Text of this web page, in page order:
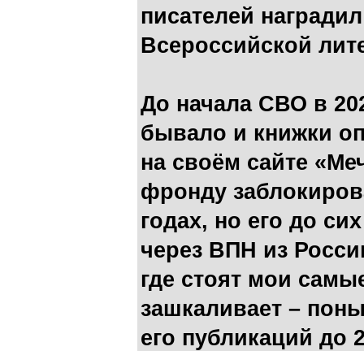
писателей
Всероссийской
До начала СВО в
бывало и книжки
на своём сайте
фронду
годах, но его до
через ВПН из
где стоят мои
зашкаливает –
его публикаций до